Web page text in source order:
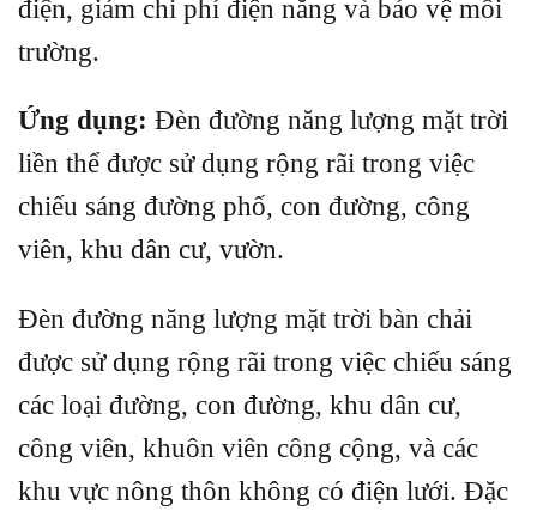
điện, giảm chi phí điện năng và bảo vệ môi
trường.
Ứng dụng: Đèn đường năng lượng mặt trời
liền thể được sử dụng rộng rãi trong việc
chiếu sáng đường phố, con đường, công
viên, khu dân cư, vườn.
Đèn đường năng lượng mặt trời bàn chải
được sử dụng rộng rãi trong việc chiếu sáng
các loại đường, con đường, khu dân cư,
công viên, khuôn viên công cộng, và các
khu vực nông thôn không có điện lưới. Đặc